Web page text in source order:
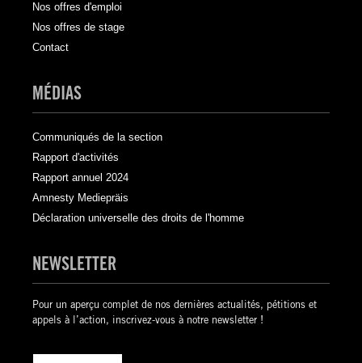
Nos offres d'emploi
Nos offres de stage
Contact
MÉDIAS
Communiqués de la section
Rapport d'activités
Rapport annuel 2024
Amnesty Mediepräis
Déclaration universelle des droits de l'homme
NEWSLETTER
Pour un aperçu complet de nos dernières actualités, pétitions et
appels à l’action, inscrivez-vous à notre newsletter !